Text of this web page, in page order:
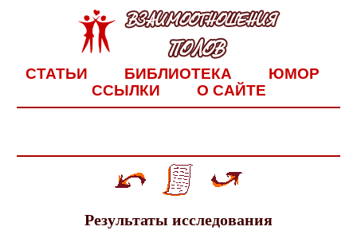
СТАТЬИ БИБЛИОТЕКА
ЮМОР
ССЫЛКИ
О САЙТЕ
Результаты исследования